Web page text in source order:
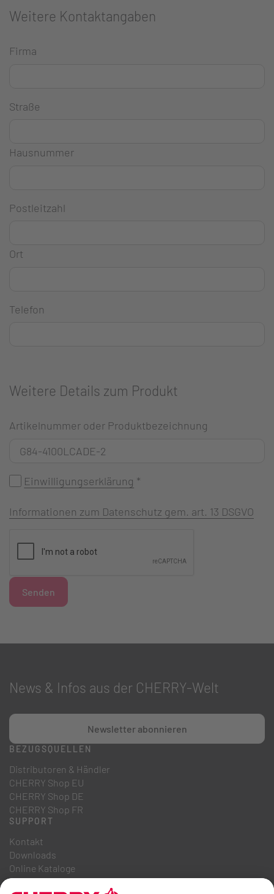
Weitere Kontaktangaben
Firma
Straße
Hausnummer
Postleitzahl
Ort
Telefon
Weitere Details zum Produkt
Artikelnummer oder Produktbezeichnung
Einwilligungserklärung *
Informationen zum Datenschutz gem. art. 13 DSGVO
Senden
News & Infos aus der CHERRY-Welt
Newsletter abonnieren
BEZUGSQUELLEN
Distributoren & Händler
CHERRY Shop EU
CHERRY Shop DE
CHERRY Shop FR
SUPPORT
Kontakt
Downloads
Online Kataloge
FAQ